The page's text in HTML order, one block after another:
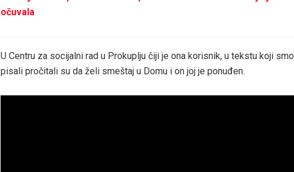
očuvala
U Centru za socijalni rad u Prokuplju čiji je ona korisnik, u tekstu koji smo
pisali pročitali su da želi smeštaj u Domu i on joj je ponuđen.